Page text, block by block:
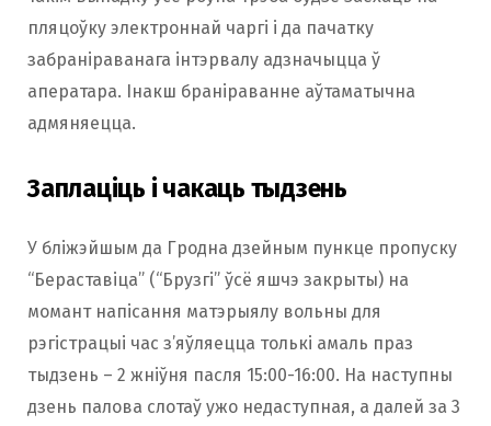
пляцоўку электроннай чаргі і да пачатку
забраніраванага інтэрвалу адзначыцца ў
аператара. Інакш браніраванне аўтаматычна
адмяняецца.
Заплаціць і чакаць тыдзень
У бліжэйшым да Гродна дзейным пункце пропуску
“Бераставіца” (“Брузгі” ўсё яшчэ закрыты) на
момант напісання матэрыялу вольны для
рэгістрацыі час з’яўляецца толькі амаль праз
тыдзень – 2 жніўня пасля 15:00-16:00. На наступны
дзень палова слотаў ужо недаступная, а далей за 3